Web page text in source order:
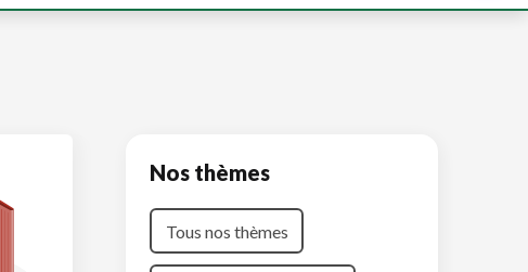
Nos thèmes
Tous nos thèmes